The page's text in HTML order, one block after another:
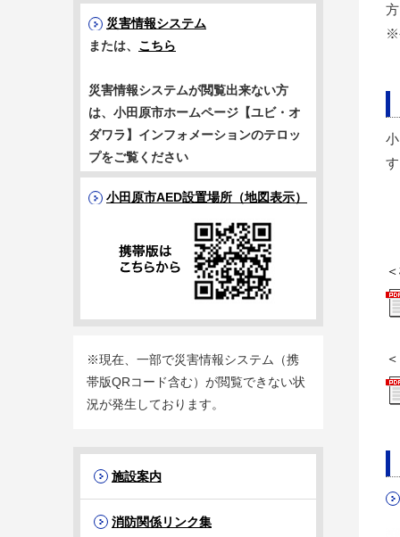
※
災害情報システム
または、 こちら
災害情報システムが閲覧出来ない方
は、小田原市ホームページ【ユビ・オ
ダワラ】インフォメーションのテロッ
プをご覧ください
小田原市AED設置場所（地図表示）
※現在、一部で災害情報システム（携
帯版QRコード含む）が閲覧できない状
況が発生しております。
施設案内
消防関係リンク集